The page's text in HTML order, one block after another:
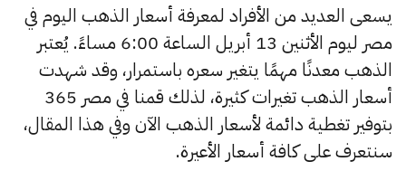
يسعى العديد من الأفراد لمعرفة أسعار الذهب اليوم في
مصر ليوم الأثنين 13 أبريل الساعة 6:00 مساءً. يُعتبر
الذهب معدنًا مهمًا يتغير سعره باستمرار، وقد شهدت
أسعار الذهب تغيرات كثيرة، لذلك قمنا في مصر 365
بتوفير تغطية دائمة لأسعار الذهب الآن وفي هذا المقال،
سنتعرف على كافة أسعار الأعيرة.